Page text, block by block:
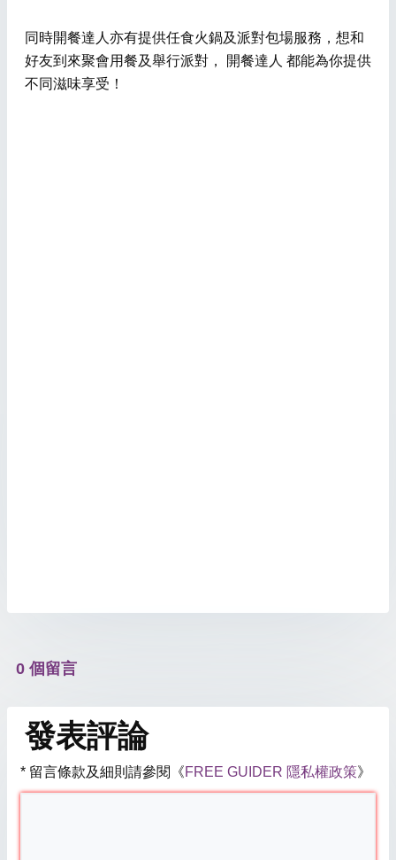
同時開餐達人亦有提供任食火鍋及派對包場服務，想和
好友到來聚會用餐及舉行派對， 開餐達人 都能為你提供
不同滋味享受！
0 個留言
發表評論
* 留言條款及細則請參閱《FREE GUIDER 隱私權政策》